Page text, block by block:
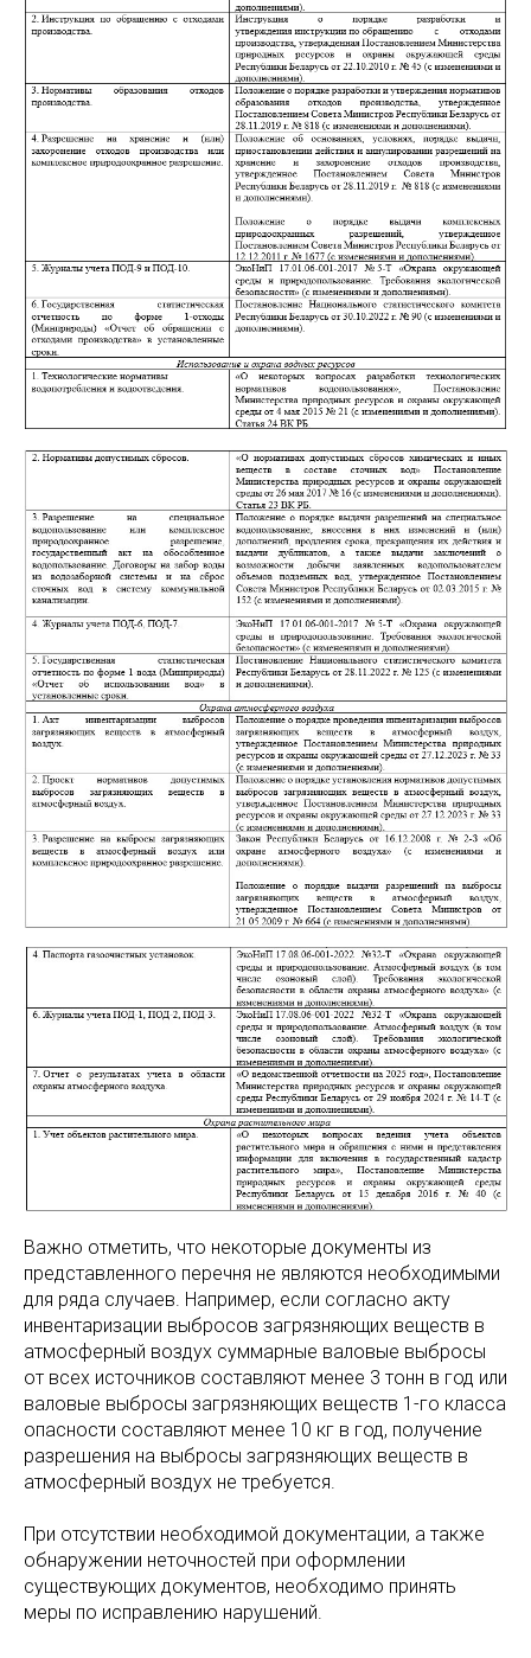
Важно отметить, что некоторые документы из
представленного перечня не являются необходимыми
для ряда случаев. Например, если согласно акту
инвентаризации выбросов загрязняющих веществ в
атмосферный воздух суммарные валовые выбросы
от всех источников составляют менее 3 тонн в год или
валовые выбросы загрязняющих веществ 1-го класса
опасности составляют менее 10 кг в год, получение
разрешения на выбросы загрязняющих веществ в
атмосферный воздух не требуется.
При отсутствии необходимой документации, а также
обнаружении неточностей при оформлении
существующих документов, необходимо принять
меры по исправлению нарушений.